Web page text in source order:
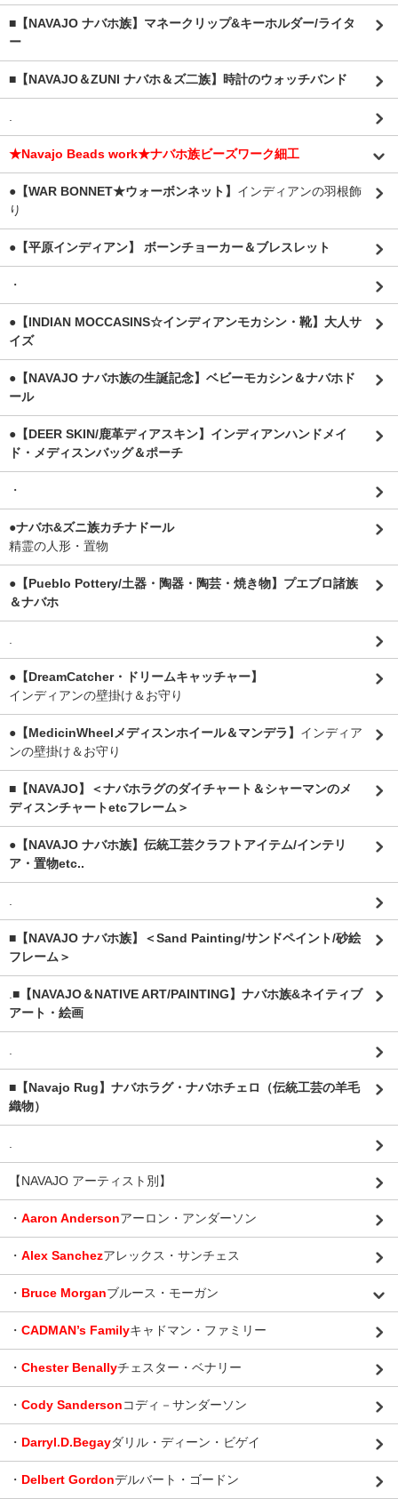
■【NAVAJO ナバホ族】マネークリップ&キーホルダー/ライタ
ー
■【NAVAJO＆ZUNI ナバホ＆ズ二族】時計のウォッチバンド
.
★Navajo Beads work★ナバホ族ビーズワーク細工
●【WAR BONNET★ウォーボンネット】 インディアンの羽根飾
り
●【平原インディアン】 ボーンチョーカー＆ブレスレット
・
●【INDIAN MOCCASINS☆インディアンモカシン・靴】大人サ
イズ
●【NAVAJO ナバホ族の生誕記念】ベビーモカシン＆ナバホド
ール
●【DEER SKIN/鹿革ディアスキン】インディアンハンドメイ
ド・メディスンバッグ＆ポーチ
・
●ナバホ&ズニ族カチナドール
精霊の人形・置物
●【Pueblo Pottery/土器・陶器・陶芸・焼き物】プエブロ諸族
＆ナバホ
.
●【DreamCatcher・ドリームキャッチャー】
インディアンの壁掛け＆お守り
●【MedicinWheelメディスンホイール＆マンデラ】 インディア
ンの壁掛け＆お守り
■【NAVAJO】＜ナバホラグのダイチャート＆シャーマンのメ
ディスンチャートetcフレーム＞
●【NAVAJO ナバホ族】伝統工芸クラフトアイテム/インテリ
ア・置物etc..
.
■【NAVAJO ナバホ族】＜Sand Painting/サンドペイント/砂絵
フレーム＞
.■【NAVAJO＆NATIVE ART/PAINTING】ナバホ族&ネイティブ
アート・絵画
.
■【Navajo Rug】ナバホラグ・ナバホチェロ（伝統工芸の羊毛
織物）
.
【NAVAJO アーティスト別】
・ Aaron Andersonアーロン・アンダーソン
・ Alex Sanchezアレックス・サンチェス
・ Bruce Morganブルース・モーガン
・ CADMAN’s Familyキャドマン・ファミリー
・ Chester Benallyチェスター・ベナリー
・ Cody Sandersonコディ－サンダーソン
・ Darryl.D.Begayダリル・ディーン・ビゲイ
・ Delbert Gordonデルバート・ゴードン